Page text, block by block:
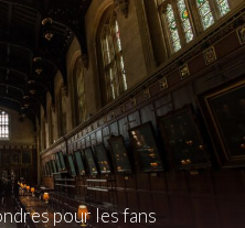
pour les fans